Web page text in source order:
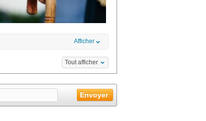
Afficher
Tout afficher